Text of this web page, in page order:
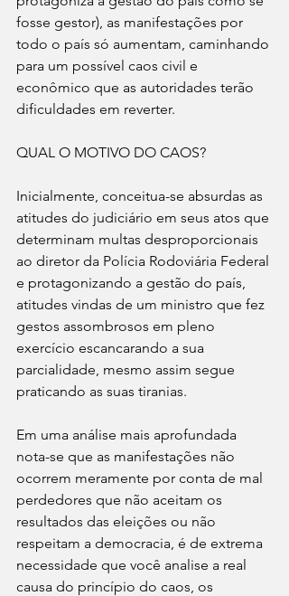
fosse gestor), as manifestações por
todo o país só aumentam, caminhando
para um possível caos civil e
econômico que as autoridades terão
dificuldades em reverter.
QUAL O MOTIVO DO CAOS?
Inicialmente, conceitua-se absurdas as
atitudes do judiciário em seus atos que
determinam multas desproporcionais
ao diretor da Polícia Rodoviária Federal
e protagonizando a gestão do país,
atitudes vindas de um ministro que fez
gestos assombrosos em pleno
exercício escancarando a sua
parcialidade, mesmo assim segue
praticando as suas tiranias.
Em uma análise mais aprofundada
nota-se que as manifestações não
ocorrem meramente por conta de mal
perdedores que não aceitam os
resultados das eleições ou não
respeitam a democracia, é de extrema
necessidade que você analise a real
causa do princípio do caos, os